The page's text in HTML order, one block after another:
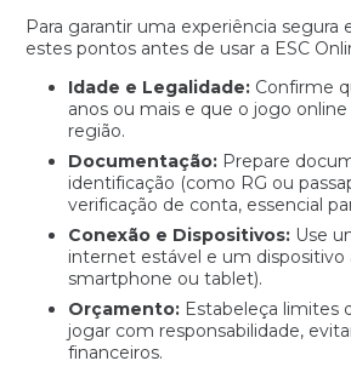
Para garantir uma experiência segura
estes pontos antes de usar a ESC
Idade e Legalidade: Confirme
anos ou mais e que o jogo
região.
Documentação: Prepare
identificação (como RG ou
verificação de conta, essencial
Conexão e Dispositivos: Use
internet estável e um dispositivo
smartphone ou tablet).
Orçamento: Estabeleça limites
jogar com responsabilidade,
financeiros.